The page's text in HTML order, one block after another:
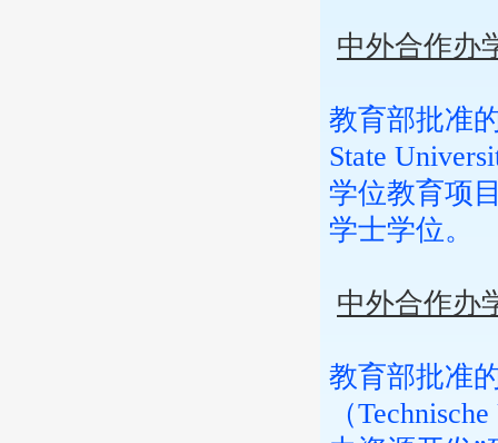
中外合作办
教育部批准
State
学位教育项
学士学位。
中外合作办
教育部批准
（